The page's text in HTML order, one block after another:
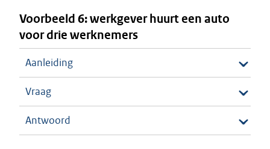
Voorbeeld 6: werkgever huurt een auto
voor drie werknemers
Aanleiding
Vraag
Antwoord